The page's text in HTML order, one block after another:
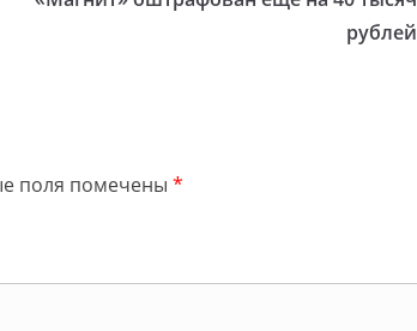
рублей
поля помечены *